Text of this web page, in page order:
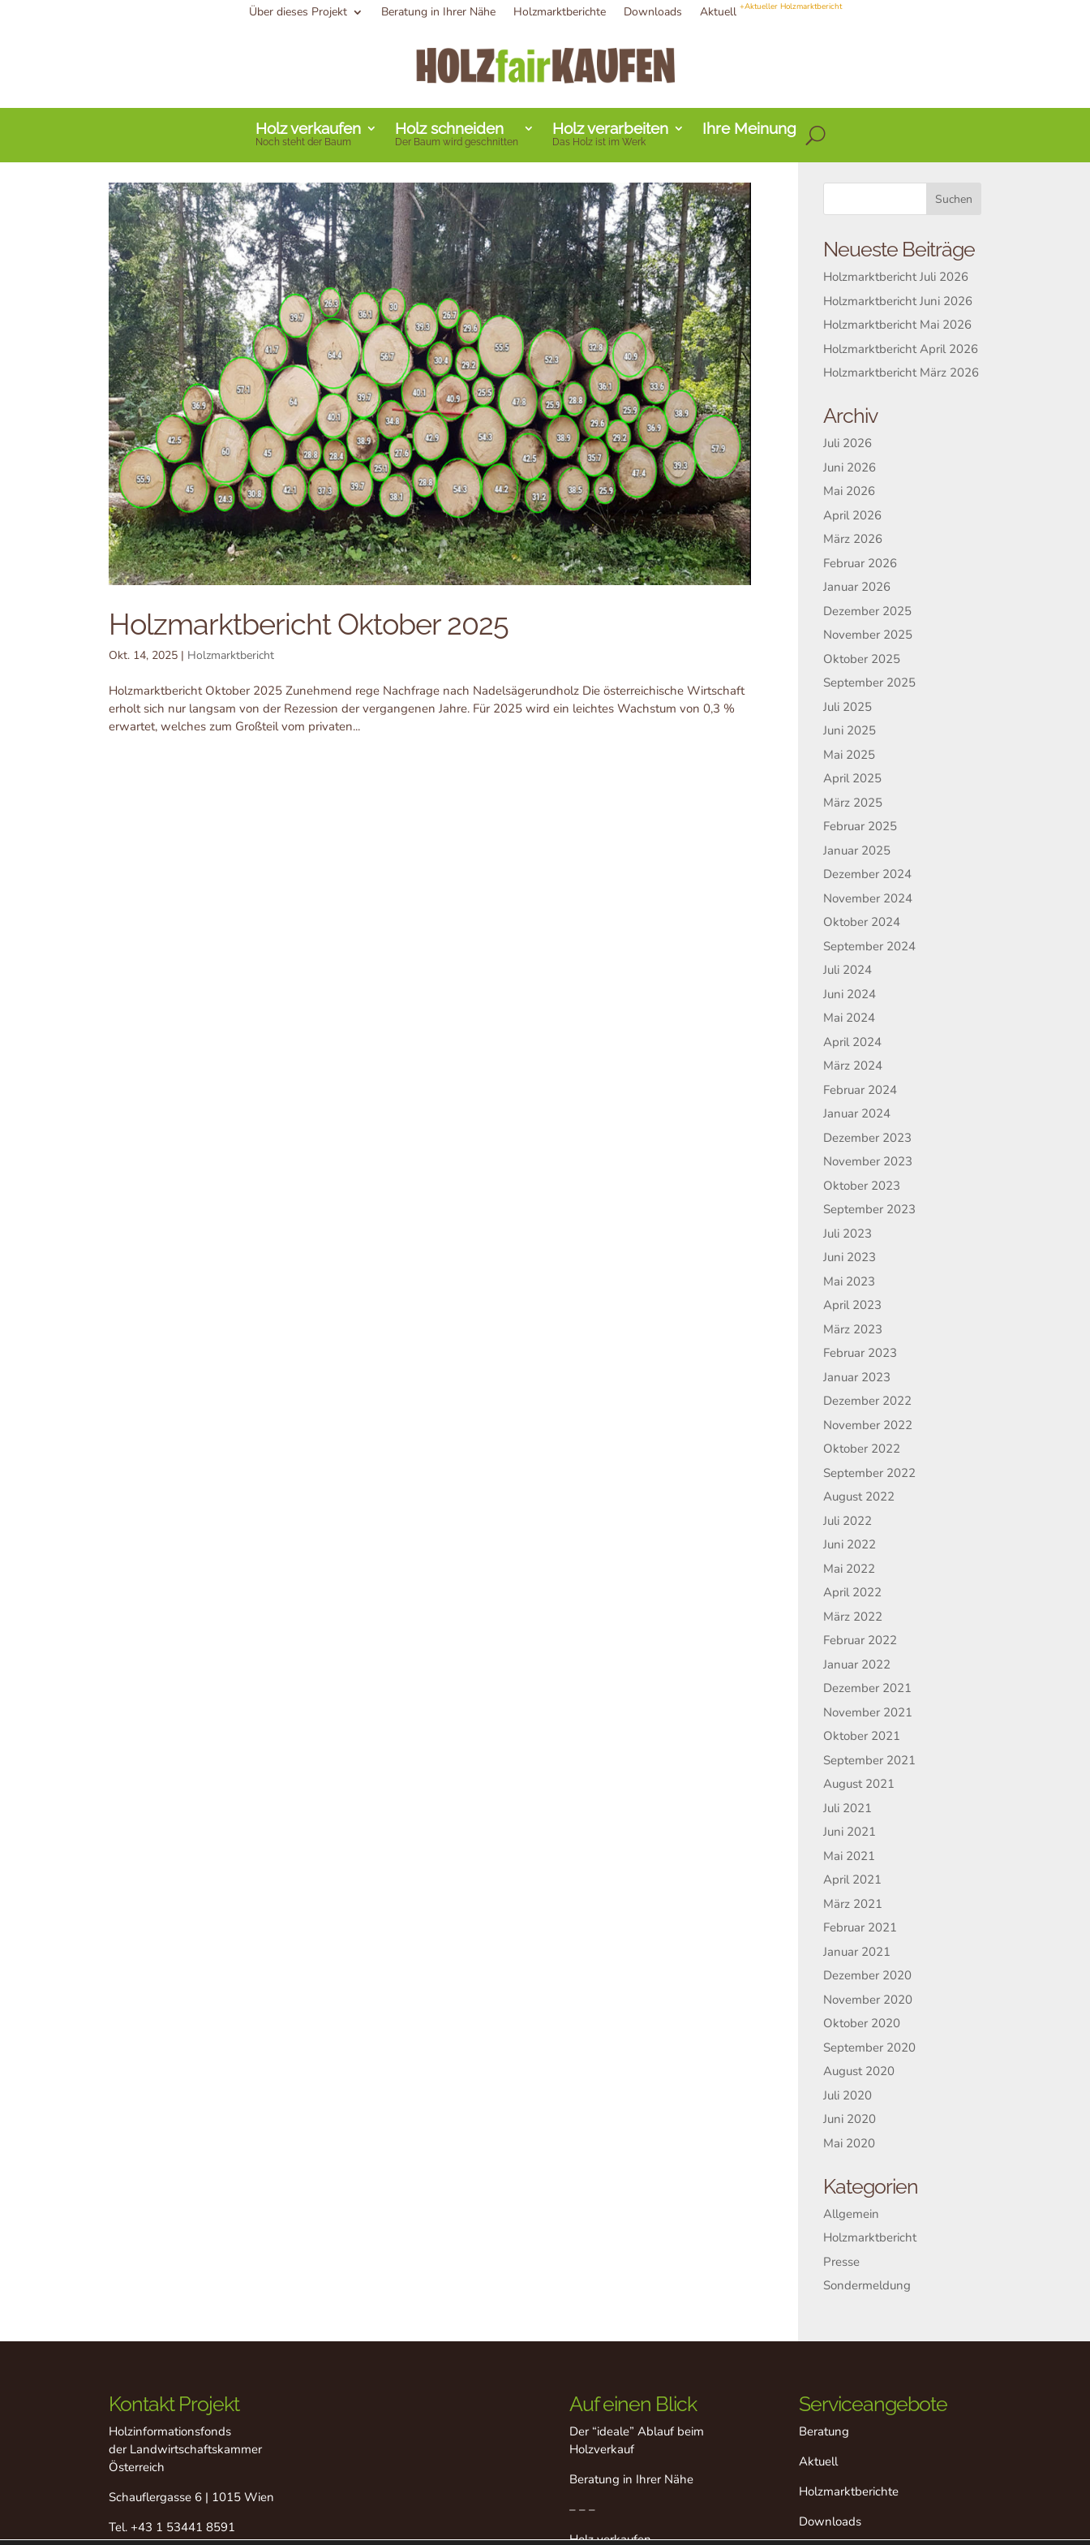
Über dieses Projekt Beratung in Ihrer Nähe Holzmarktberichte Downloads Aktuell +Aktueller Holzmarktbericht
Holz verkaufen
Noch steht der Baum
Holz schneiden
Der Baum wird geschnitten
Holz verarbeiten
Das Holz ist im Werk
Ihre Meinung
Holzmarktbericht Oktober 2025
Okt. 14, 2025 | Holzmarktbericht
Holzmarktbericht Oktober 2025 Zunehmend rege Nachfrage nach Nadelsägerundholz Die österreichische Wirtschaft
erholt sich nur langsam von der Rezession der vergangenen Jahre. Für 2025 wird ein leichtes Wachstum von 0,3 %
erwartet, welches zum Großteil vom privaten...
Neueste Beiträge
Holzmarktbericht Juli 2026
Holzmarktbericht Juni 2026
Holzmarktbericht Mai 2026
Holzmarktbericht April 2026
Holzmarktbericht März 2026
Archiv
Juli 2026
Juni 2026
Mai 2026
April 2026
März 2026
Februar 2026
Januar 2026
Dezember 2025
November 2025
Oktober 2025
September 2025
Juli 2025
Juni 2025
Mai 2025
April 2025
März 2025
Februar 2025
Januar 2025
Dezember 2024
November 2024
Oktober 2024
September 2024
Juli 2024
Juni 2024
Mai 2024
April 2024
März 2024
Februar 2024
Januar 2024
Dezember 2023
November 2023
Oktober 2023
September 2023
Juli 2023
Juni 2023
Mai 2023
April 2023
März 2023
Februar 2023
Januar 2023
Dezember 2022
November 2022
Oktober 2022
September 2022
August 2022
Juli 2022
Juni 2022
Mai 2022
April 2022
März 2022
Februar 2022
Januar 2022
Dezember 2021
November 2021
Oktober 2021
September 2021
August 2021
Juli 2021
Juni 2021
Mai 2021
April 2021
März 2021
Februar 2021
Januar 2021
Dezember 2020
November 2020
Oktober 2020
September 2020
August 2020
Juli 2020
Juni 2020
Mai 2020
Kategorien
Allgemein
Holzmarktbericht
Presse
Sondermeldung
Kontakt Projekt
Holzinformationsfonds
der Landwirtschaftskammer
Österreich
Schauflergasse 6 | 1015 Wien
Tel.+43 1 53441 8591
Auf einen Blick
Der “ideale” Ablauf beim
Holzverkauf
Beratung in Ihrer Nähe
– – –
Holz verkaufen
Serviceangebote
Beratung
Aktuell
Holzmarktberichte
Downloads